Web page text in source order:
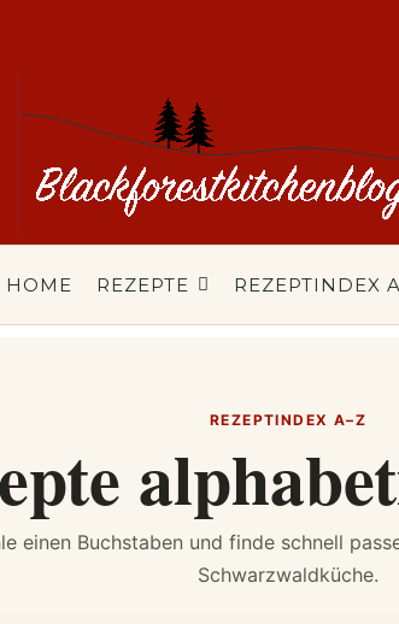
HOME REZEPTE REZEPTINDEX
REZEPTINDEX A–Z
einen Buchstaben und finde schnell
Schwarzwaldküche.